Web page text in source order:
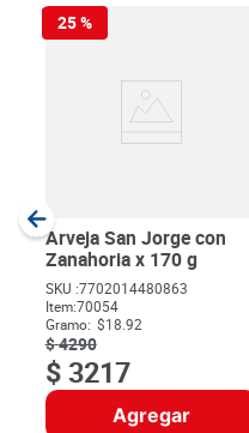
25 %
Arveja San Jorge con
Zanahoria x 170 g
SKU :7702014480863
Item:70054
Gramo: $18.92
$4290
$3217
Agregar